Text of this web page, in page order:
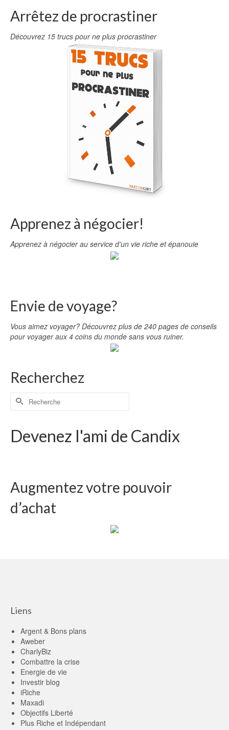
Arrêtez de procrastiner
Découvrez 15 trucs pour ne plus procrastiner
Apprenez à négocier!
Apprenez à négocier au service d'un vie riche et épanouie
Envie de voyage?
Vous aimez voyager? Découvrez plus de 240 pages de conseils
pour voyager aux 4 coins du monde sans vous ruiner.
Recherchez
Devenez l'ami de Candix
Augmentez votre pouvoir
d’achat
Liens
Argent & Bons plans
Aweber
CharlyBiz
Combattre la crise
Energie de vie
Investir blog
iRiche
Maxadi
Objectifs Liberté
Plus Riche et Indépendant